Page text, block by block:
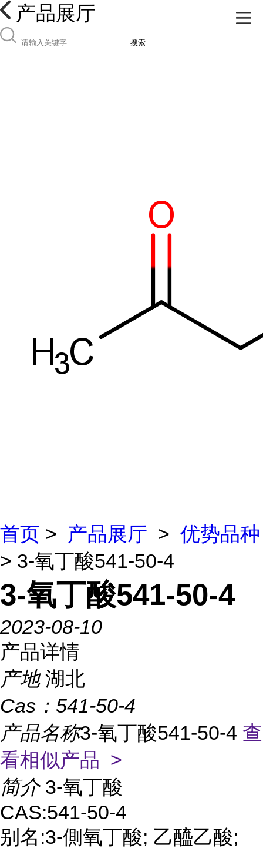
产品展厅
搜索
首页 > 产品展厅 > 优势品种
> 3-氧丁酸541-50-4
3-氧丁酸541-50-4
2023-08-10
产品详情
产地 湖北
Cas： 541-50-4
产品名称3-氧丁酸541-50-4 查
看相似产品 >
简介 3-氧丁酸
CAS:541-50-4
别名:3-側氧丁酸; 乙醯乙酸;